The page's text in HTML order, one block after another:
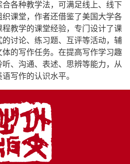
各种教学法，可满足线上、线下
课堂，作者还借鉴了美国大学各
教学的课堂经验，专门设计了课
讨论、练习题、互评等活动，辅
的写作任务。在提高写作学习趣
、沟通、表述、思辨等能力，从
写作的认识水平。